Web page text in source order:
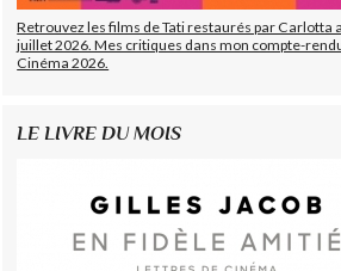
Retrouvez les films de Tati restaurés par Carlotta
juillet 2026. Mes critiques dans mon compte-
Cinéma 2026.
LE LIVRE DU MOIS